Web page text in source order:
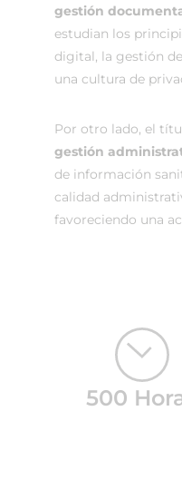
gestión
estudian los
digital, la gestión
una cultura de
Por otro lado, el
gestión
de información
calidad
favoreciendo una
500